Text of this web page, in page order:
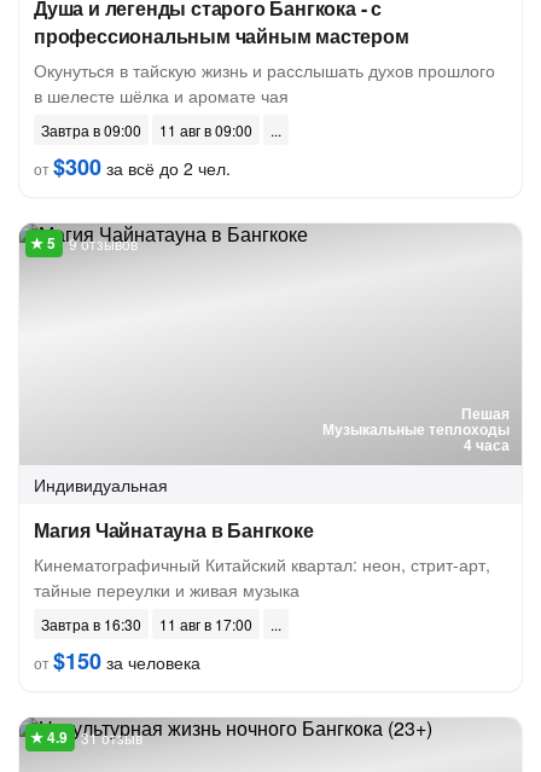
Душа и легенды старого Бангкока - с
профессиональным чайным мастером
Окунуться в тайскую жизнь и расслышать духов прошлого
в шелесте шёлка и аромате чая
Завтра в 09:00
11 авг в 09:00
от$300 за всё до 2 чел.
Пешая
Музыкальные теплоходы
4 часа
9 отзывов
Индивидуальная
Магия Чайнатауна в Бангкоке
Кинематографичный Китайский квартал: неон, стрит-арт,
тайные переулки и живая музыка
Завтра в 16:30
11 авг в 17:00
от$150 за человека
31 отзыв